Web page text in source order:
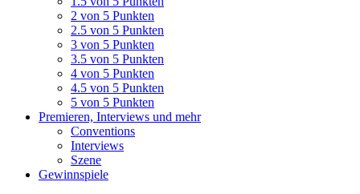
2 von 5 Punkten
2.5 von 5 Punkten
3 von 5 Punkten
3.5 von 5 Punkten
4 von 5 Punkten
4.5 von 5 Punkten
5 von 5 Punkten
Premieren, Interviews und mehr
Conventions
Interviews
Szene
Gewinnspiele